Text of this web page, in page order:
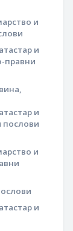
и
и
правни
и
послови
и
и